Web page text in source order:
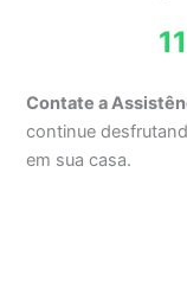
Contate a
continue
em sua casa.